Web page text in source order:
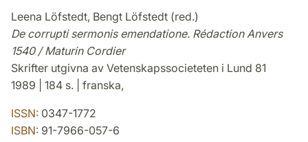
Leena Löfstedt, Bengt Löfstedt (red.)
De corrupti sermonis emendatione. Rédaction Anvers
1540 / Maturin Cordier
Skrifter utgivna av Vetenskapssocieteten i Lund 81
1989 | 184 s. | franska,
ISSN: 0347-1772
ISBN: 91-7966-057-6